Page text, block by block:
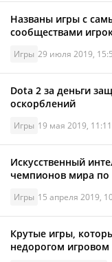
Названы игры с
сообществами
Игры 29 июля 2019,
Dota 2 за деньги
оскорблений
Игры 19 мая 2019, 11:11
Искусственный
чемпионов мира по
Игры 15 апреля 2019,
Крутые игры,
недорогом игровом